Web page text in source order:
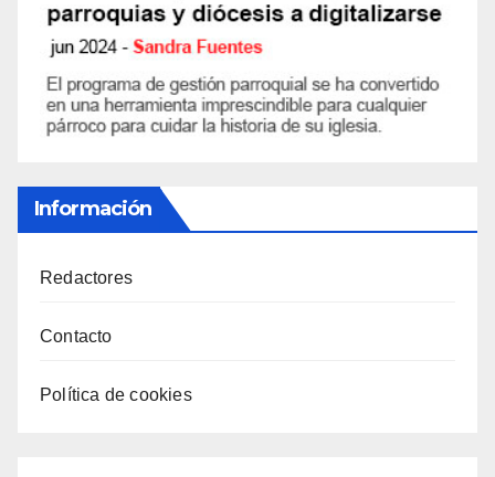
Información
Redactores
Contacto
Política de cookies